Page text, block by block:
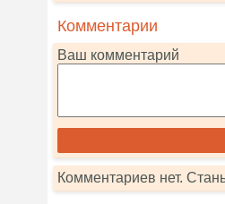
Комментарии
Ваш комментарий
Комментариев нет.